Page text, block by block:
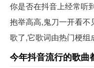
你是否在抖音上经常
抱举高高,鬼刀一开看
歌了,它歌词由热门梗组
今年抖音流行的歌曲